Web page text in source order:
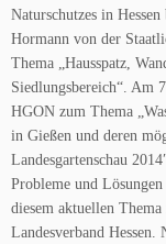
Naturschutzes in
Hormann von der
Thema „Hausspatz,
Siedlungsbereich“. Am
HGON zum Thema
in Gießen und deren
Landesgartenschau
Probleme und
diesem aktuellen
Landesverband Hessen.